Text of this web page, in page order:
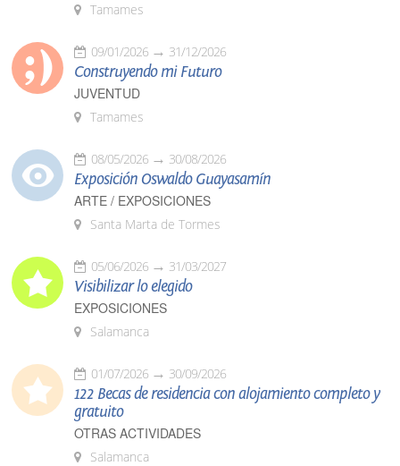
Tamames
09/01/2026 31/12/2026
Construyendo mi Futuro
JUVENTUD
Tamames
08/05/2026 30/08/2026
Exposición Oswaldo Guayasamín
ARTE / EXPOSICIONES
Santa Marta de Tormes
05/06/2026 31/03/2027
Visibilizar lo elegido
EXPOSICIONES
Salamanca
01/07/2026 30/09/2026
122 Becas de residencia con alojamiento completo y
gratuito
OTRAS ACTIVIDADES
Salamanca